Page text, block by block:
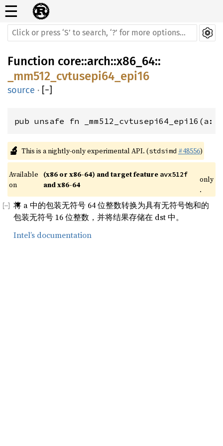
☰
Function core::arch::x86_64::
_mm512_cvtusepi64_epi16
source · [−]
pub unsafe fn _mm512_cvtusepi64_epi16(a:
🔬 This is a nightly-only experimental API. (stdsimd #48556)
Available
on
(x86 or x86-64) and target feature avx512f
and x86-64
only
.
将 a 中的包装无符号 64 位整数转换为具有无符号饱和的
包装无符号 16 位整数，并将结果存储在 dst 中。
Intel’s documentation